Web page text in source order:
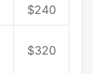
$240
$320